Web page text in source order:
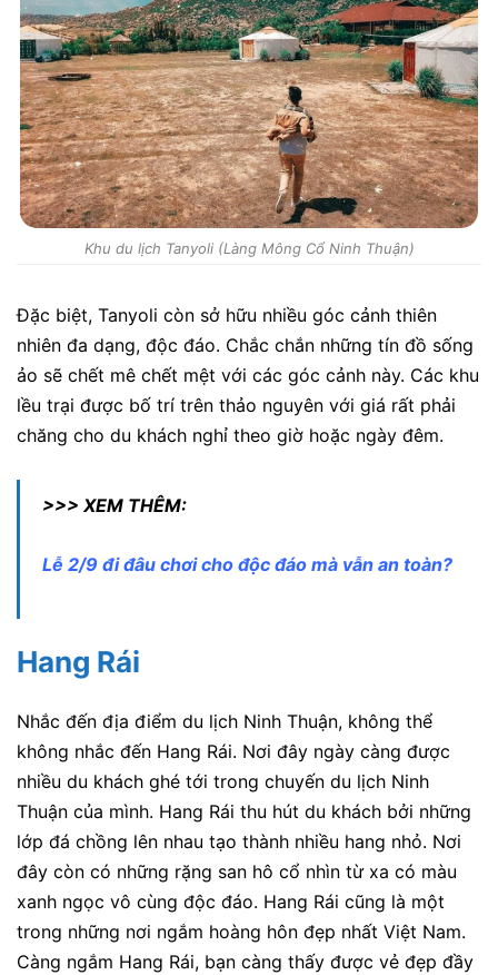
Khu du lịch Tanyoli (Làng Mông Cổ Ninh Thuận)
Đặc biệt, Tanyoli còn sở hữu nhiều góc cảnh thiên
nhiên đa dạng, độc đáo. Chắc chắn những tín đồ sống
ảo sẽ chết mê chết mệt với các góc cảnh này. Các khu
lều trại được bố trí trên thảo nguyên với giá rất phải
chăng cho du khách nghỉ theo giờ hoặc ngày đêm.
>>> XEM THÊM:
Lễ 2/9 đi đâu chơi cho độc đáo mà vẫn an toàn?
Hang Rái
Nhắc đến địa điểm du lịch Ninh Thuận, không thể
không nhắc đến Hang Rái. Nơi đây ngày càng được
nhiều du khách ghé tới trong chuyến du lịch Ninh
Thuận của mình. Hang Rái thu hút du khách bởi những
lớp đá chồng lên nhau tạo thành nhiều hang nhỏ. Nơi
đây còn có những rặng san hô cổ nhìn từ xa có màu
xanh ngọc vô cùng độc đáo. Hang Rái cũng là một
trong những nơi ngắm hoàng hôn đẹp nhất Việt Nam.
Càng ngắm Hang Rái, bạn càng thấy được vẻ đẹp đầy